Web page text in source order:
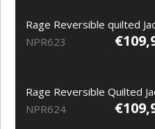
Rage Reversible quilted
NPR623
Rage Reversible Quilted
NPR624